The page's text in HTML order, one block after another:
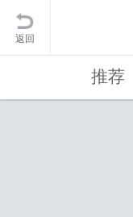
返回
推荐